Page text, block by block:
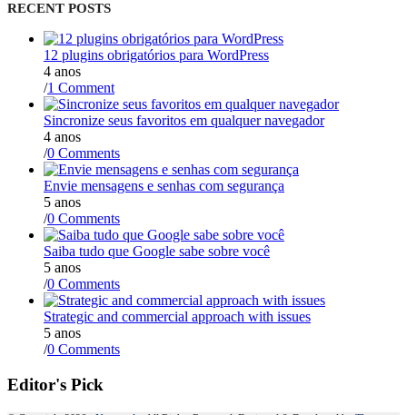
RECENT POSTS
12 plugins obrigatórios para WordPress
4 anos
/1 Comment
Sincronize seus favoritos em qualquer navegador
4 anos
/0 Comments
Envie mensagens e senhas com segurança
5 anos
/0 Comments
Saiba tudo que Google sabe sobre você
5 anos
/0 Comments
Strategic and commercial approach with issues
5 anos
/0 Comments
Editor's Pick